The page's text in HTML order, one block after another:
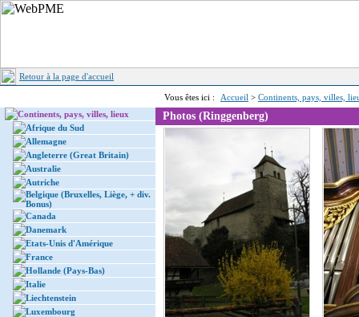
Retour à la page d'accueil
Vous êtes ici : Accueil > Continents, pays, villes,
Continents, pays, villes, lieux
Afrique du Sud
Allemagne
Angleterre (Great Britain)
Australie
Autriche
Belgique (Bruxelles, Liège, + div.
Bonus)
Canada
Danemark
Etats-Unis d'Amérique
France
Hollande (Pays-Bas)
Italie
Liechtenstein
Luxembourg
Photos (Ringgenberg)